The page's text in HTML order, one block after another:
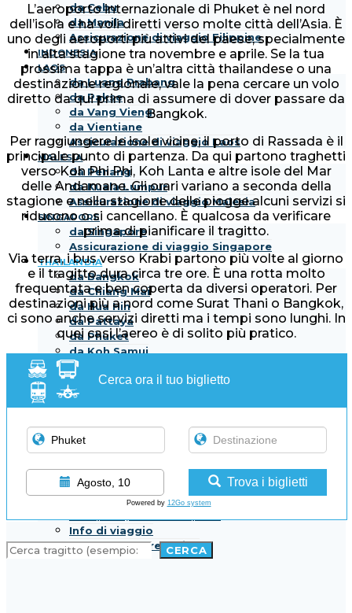
da Cebu
da Manila
Assicurazione di viaggio Filippine
INDONESIA
LAOS
da Luang Prabang
da Pakse
da Vang Vieng
da Vientiane
Assicurazione di viaggio Laos
MALESIA
da Penang
da Kuala Lumpur
Assicurazione di viaggio Malesia
SINGAPORE
da Singapore
Assicurazione di viaggio Singapore
THAILANDIA
da Bangkok
da Chiang Mai
da Hua Hin
da Pattaya
da Phuket
da Koh Samui
da Krabi
Assicurazione di viaggio Thailandia
VIETNAM
da Da Nang
da Hanoi
da Hoi An
da Hue
da Saigon
Assicurazione di viaggio Vietnam
Info di viaggio
Dove prenotare online
L’aeroporto internazionale di Phuket è nel nord
dell’isola e ha voli diretti verso molte città dell’Asia. È
uno degli aeroporti più attivi del paese, specialmente
in alta stagione tra novembre e aprile. Se la tua
prossima tappa è un’altra città thailandese o una
destinazione regionale, vale la pena cercare un volo
diretto da qui prima di assumere di dover passare da
Bangkok.
Per raggiungere le isole vicine, il porto di Rassada è il
principale punto di partenza. Da qui partono traghetti
verso Koh Phi Phi, Koh Lanta e altre isole del Mar
delle Andamane. Gli orari variano a seconda della
stagione e nella stagione delle piogge alcuni servizi si
riducono o si cancellano. È qualcosa da verificare
prima di pianificare il tragitto.
Via terra, i bus verso Krabi partono più volte al giorno
e il tragitto dura circa tre ore. È una rotta molto
frequentata e ben coperta da diversi operatori. Per
destinazioni più a nord come Surat Thani o Bangkok,
ci sono anche servizi diretti ma i tempi sono lunghi. In
quei casi l’aereo è di solito più pratico.
Cerca ora il tuo biglietto
Agosto, 10 Trova i biglietti
Powered by 12Go system
CERCA CERCA